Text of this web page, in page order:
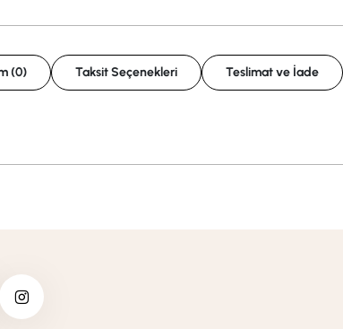
Yorum (0) Taksit Seçenekleri Teslimat ve İade